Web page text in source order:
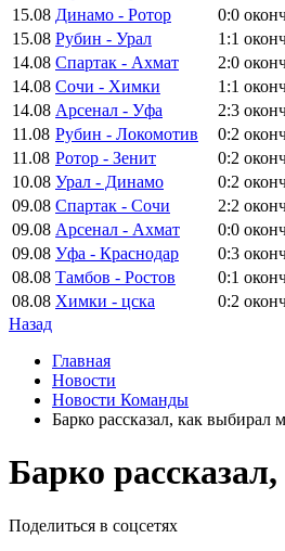
15.08 Динамо - Ротор 0:0
15.08 Рубин - Урал 1:1
14.08 Спартак - Ахмат 2:0
14.08 Сочи - Химки 1:1
14.08 Арсенал - Уфа 2:3
11.08 Рубин - Локомотив 0:2
11.08 Ротор - Зенит 0:2
10.08 Урал - Динамо 0:2
09.08 Спартак - Сочи 2:2
09.08 Арсенал - Ахмат 0:0
09.08 Уфа - Краснодар 0:3
08.08 Тамбов - Ростов 0:1
08.08 Химки - цска 0:2
Назад
Главная
Новости
Новости Команды
Барко рассказал, как
Барко
Поделиться в соцсетях